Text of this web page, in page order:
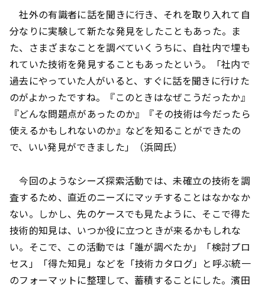
社外の有識者に話を聞きに行き、それを取り入れて自
分なりに実験して新たな発見をしたこともあった。ま
た、さまざまなことを調べていくうちに、自社内で埋も
れていた技術を発見することもあったという。「社内で
過去にやっていた人がいると、すぐに話を聞きに行けた
のがよかったですね。『このときはなぜこうだったか』
『どんな問題点があったのか』『その技術は今だったら
使えるかもしれないのか』などを知ることができたの
で、いい発見ができました」（浜岡氏）
今回のようなシーズ探索活動では、未確立の技術を調
査するため、直近のニーズにマッチすることはなかなか
ない。しかし、先のケースでも見たように、そこで得た
技術的知見は、いつか役に立つときが来るかもしれな
い。そこで、この活動では「誰が調べたか」「検討プロ
セス」「得た知見」などを「技術カタログ」と呼ぶ統一
のフォーマットに整理して、蓄積することにした。濱田